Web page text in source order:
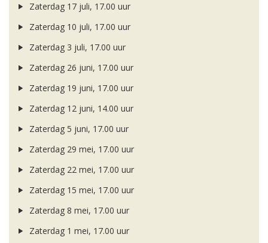
Zaterdag 17 juli, 17.00 uur
Zaterdag 10 juli, 17.00 uur
Zaterdag 3 juli, 17.00 uur
Zaterdag 26 juni, 17.00 uur
Zaterdag 19 juni, 17.00 uur
Zaterdag 12 juni, 14.00 uur
Zaterdag 5 juni, 17.00 uur
Zaterdag 29 mei, 17.00 uur
Zaterdag 22 mei, 17.00 uur
Zaterdag 15 mei, 17.00 uur
Zaterdag 8 mei, 17.00 uur
Zaterdag 1 mei, 17.00 uur